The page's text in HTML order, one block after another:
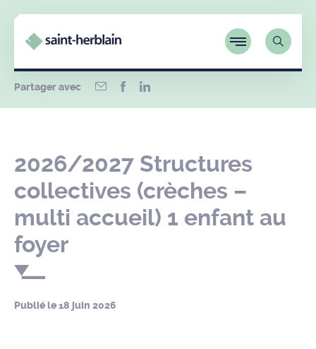
Partager avec
2026/2027 Structures
collectives (crèches –
multi accueil) 1 enfant au
foyer
Publié le18 juin 2026